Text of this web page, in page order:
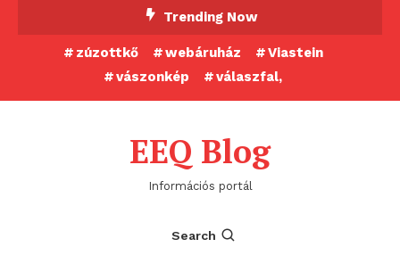
Trending Now
zúzottkő webáruház
Viastein
vászonkép
válaszfal,
EEQ Blog
Információs portál
Search